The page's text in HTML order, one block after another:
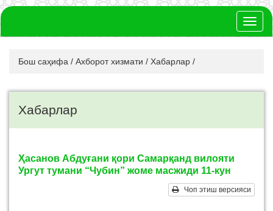
Бош саҳифа / Ахборот хизмати / Хабарлар /
Хабарлар
Ҳасанов Абдуғани қори Самарқанд вилояти
Ургут тумани “Чубин” жоме масжиди 11-кун
Чоп этиш версияси